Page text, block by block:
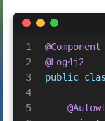
1
2
3
4
5
@Component
@Log4j2
public